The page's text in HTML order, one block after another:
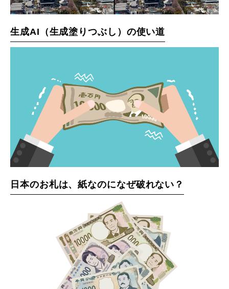
生成AI（生成塗りつぶし）の使い道
日本のお札は、紙なのになぜ破れない？